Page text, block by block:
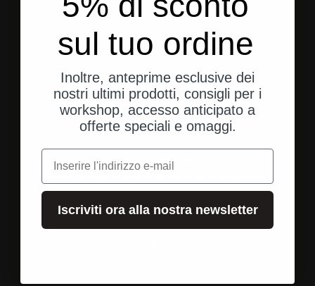
Spedizione dagli Stati Uniti
sul tuo ordine
Inoltre, anteprime esclusive dei
nostri ultimi prodotti, consigli per i
workshop, accesso anticipato a
offerte speciali e omaggi.
e-mail
Iscriviti ora alla nostra newsletter